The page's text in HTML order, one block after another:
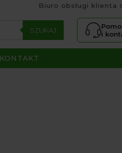
Biuro obsługi klienta
SZUKAJ
i
KONTAKT